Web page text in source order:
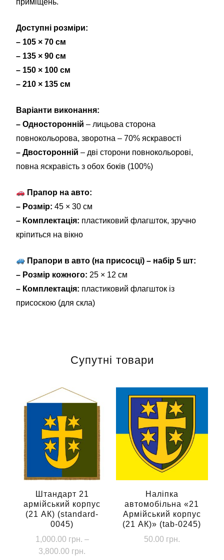
приміщень.
Доступні розміри:
– 105 × 70 см
– 135 × 90 см
– 150 × 100 см
– 210 × 135 см
Варіанти виконання:
– Односторонній – лицьова сторона
повнокольорова, зворотна – 70% яскравості
– Двосторонній – дві сторони повнокольорові,
повна яскравість з обох боків (100%)
Прапор на авто:
– Розмір: 45 × 30 см
– Комплектація: пластиковий флагшток, зручно
кріпиться на вікно
Прапори в авто (на присосці) – набір 5 шт:
– Розмір кожного: 25 × 12 см
– Комплектація: пластиковий флагшток із
присоскою (для скла)
Супутні товари
Штандарт 21
армійський корпус
(21 АК) (standard-
0045)
1,000.00 грн. –
3,800.00 грн.
Наліпка
автомобільна «21
Армійський корпус
(21 АК)» (tab-0245)
50.00 грн.